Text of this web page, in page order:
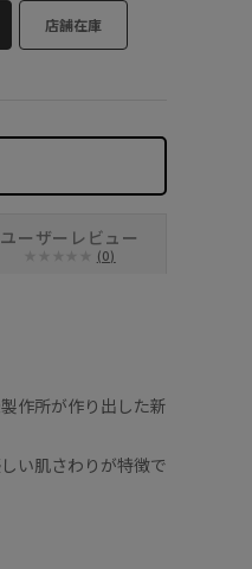
店舗在庫
ユーザーレビュー
(0)
作所が作り出した新
い肌さわりが特徴で